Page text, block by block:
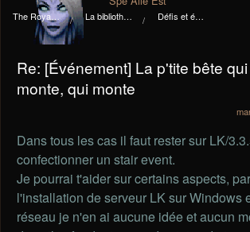
The Royal I.d.P. Essploring Fundation La bibliothèque du manoir Von Mortekaï Défis et événements
Re: [Événement] La p'tite bête qui
monte, qui monte
Dans tous les cas il faut rester sur LK/
confectionner un stair event.
Je pourrai t'aider sur certains aspects,
l'installation de serveur LK sur Windows
réseau je n'en ai aucune idée et aucun